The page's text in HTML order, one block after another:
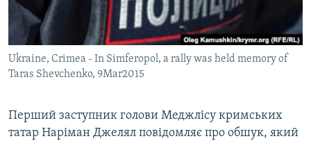
ВІДЕОУРОКИ «ELIFBE»
СВІДЧЕННЯ ОКУПАЦІЇ
УКРАЇНСЬКА ПРОБЛЕМА КРИМУ
Русский
Qırımtatar
Ukraine, Crimea - In Simferopol, a rally was held memory of
Taras Shevchenko, 9Mar2015
Перший заступник голови Меджлісу кримських
татар Наріман Джелял повідомляє про обшук, який